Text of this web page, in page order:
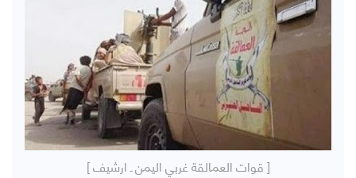
[ قوات العمالقة غربي اليمن ـ ارشيف ]